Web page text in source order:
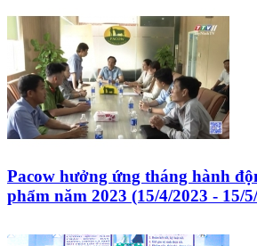
Pacow hưởng ứng tháng hành
phẩm năm 2023 (15/4/2023 - 15/